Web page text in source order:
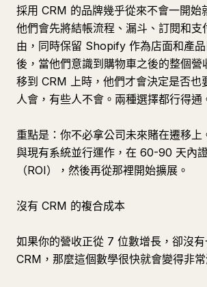
採用 CRM 的品牌幾乎從來不會一開始
他們會先將結帳流程、漏斗、訂閱和支
由，同時保留 Shopify 作為店面和產品
後，當他們意識到購物車之後的整個營
移到 CRM 上時，他們才會決定是否也
人會，有些人不會。兩種選擇都行得通
重點是：你不必拿公司未來賭在遷移上
與現有系統並行運作，在 60-90 天內
（ROI），然後再從那裡開始擴展。
沒有 CRM 的複合成本
如果你的營收正從 7 位數增長，卻沒
CRM，那麼這個數學很快就會變得非常